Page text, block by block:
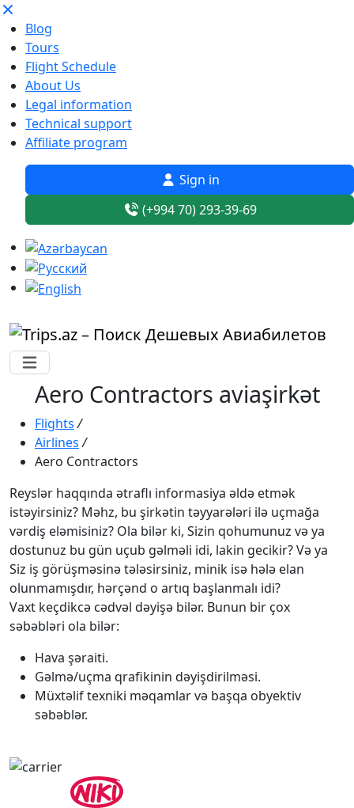
Blog
Tours
Flight Schedule
About Us
Legal information
Technical support
Affiliate program
Sign in
(+994 70) 293-39-69
Aero Contractors aviaşirkət
Flights /
Airlines /
Aero Contractors
Reyslər haqqında ətraflı informasiya əldə etmək
istəyirsiniz? Məhz, bu şirkətin təyyarələri ilə uçmağa
vərdiş eləmisiniz? Ola bilər ki, Sizin qohumunuz və ya
dostunuz bu gün uçub gəlməli idi, lakin gecikir? Və ya
Siz iş görüşməsinə tələsirsiniz, minik isə hələ elan
olunmamışdır, hərçənd o artıq başlanmalı idi?
Vaxt keçdikcə cədvəl dəyişə bilər. Bunun bir çox
səbəbləri ola bilər:
Hava şəraiti.
Gəlmə/uçma qrafikinin dəyişdirilməsi.
Müxtəlif texniki məqamlar və başqa obyektiv
səbəblər.